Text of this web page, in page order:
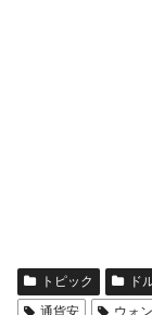
トピック ド
通貨安
ウォ